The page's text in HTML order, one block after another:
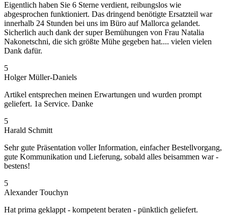
Eigentlich haben Sie 6 Sterne verdient, reibungslos wie
abgesprochen funktioniert. Das dringend benötigte Ersatzteil war
innerhalb 24 Stunden bei uns im Büro auf Mallorca gelandet.
Sicherlich auch dank der super Bemühungen von Frau Natalia
Nakonetschni, die sich größte Mühe gegeben hat.... vielen vielen
Dank dafür.
5
Holger Müller-Daniels
Artikel entsprechen meinen Erwartungen und wurden prompt
geliefert. 1a Service. Danke
5
Harald Schmitt
Sehr gute Präsentation voller Information, einfacher Bestellvorgang,
gute Kommunikation und Lieferung, sobald alles beisammen war -
bestens!
5
Alexander Touchyn
Hat prima geklappt - kompetent beraten - pünktlich geliefert.